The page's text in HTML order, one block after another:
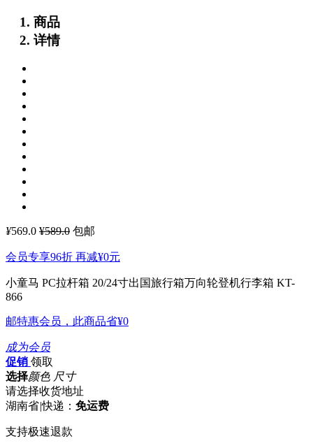
商品
详情
¥569.0 ¥589.0 包邮
会员专享96折 再减¥0元
小童马 PC拉杆箱 20/24寸出国旅行箱万向轮登机行李箱 KT-
866
邮特惠会员，此商品省¥0
成为会员
促销 领取
选择颜色 尺寸
请选择收货地址
湖南省|快递： 免运费
支持极速退款